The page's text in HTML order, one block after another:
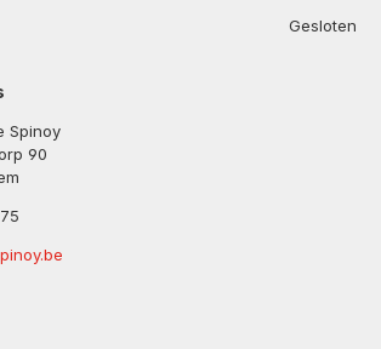
Gesloten
Spinoy
90